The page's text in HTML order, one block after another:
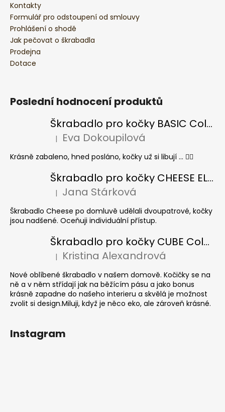
Kontakty
Formulář pro odstoupení od smlouvy
Prohlášení o shodě
Jak pečovat o škrabadla
Prodejna
Dotace
Poslední hodnocení produktů
Škrabadlo pro kočky BASIC Colour
Hodnocení produktu je 5 z 5 hvězdiček.
| Eva Dokoupilová
Krásně zabaleno, hned posláno, kočky už si libují ... 👍🏻
Škrabadlo pro kočky CHEESE ELIPSE colour
Hodnocení produktu je 5 z 5 hvězdiček.
| Jana Stárková
Škrabadlo Cheese po domluvě udělali dvoupatrové, kočky
jsou nadšené. Oceňuji individuální přístup.
Škrabadlo pro kočky CUBE Colour
Hodnocení produktu je 5 z 5 hvězdiček.
| Kristina Alexandrová
Nové oblíbené škrabadlo v našem domově. Kočičky se na
ně a v něm střídají jak na běžícím pásu a jako bonus
krásně zapadne do našeho interieru a skvělá je možnost
zvolit si design.Miluji, když je něco eko, ale zároveň krásné.
Instagram